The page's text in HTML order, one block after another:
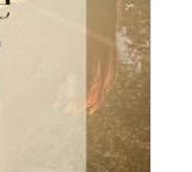
DETTAGLI